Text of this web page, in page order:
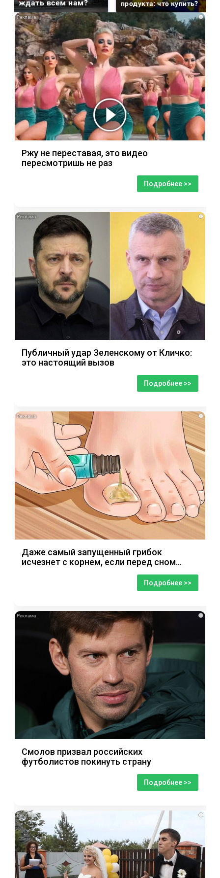
ждать всем нам? продукта: что купить?
i
Ржу не переставая, это видео
пересмотришь не раз
Подробнее >>
i
Публичный удар Зеленскому от Кличко:
это настоящий вызов
Подробнее >>
i
Даже самый запущенный грибок
исчезнет с корнем, если перед сном…
Подробнее >>
i
Смолов призвал российских
футболистов покинуть страну
Подробнее >>
i